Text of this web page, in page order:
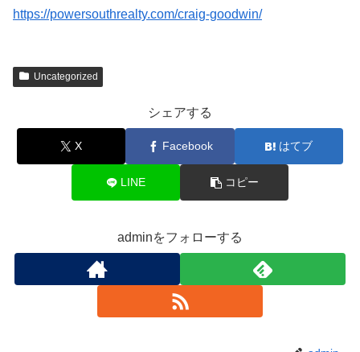
https://powersouthrealty.com/craig-goodwin/
Uncategorized
シェアする
X Facebook はてブ
LINE コピー
adminをフォローする